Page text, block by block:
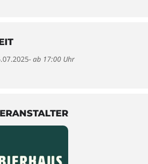
- ab 17:00 Uhr